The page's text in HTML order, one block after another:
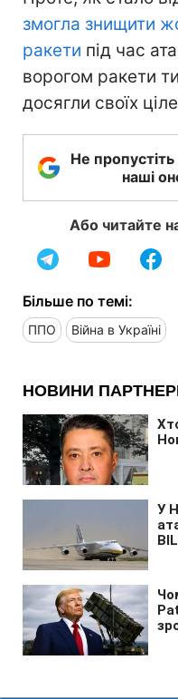
змогла знищити
ракети під час
ворогом ракети
досягли своїх
Не
наші
Або читайте
Більше по темі:
ППО Війна в Україні